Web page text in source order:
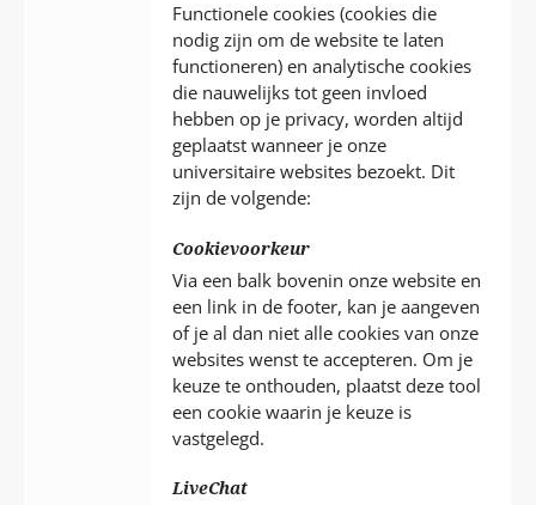
Functionele cookies (cookies die
nodig zijn om de website te laten
functioneren) en analytische cookies
die nauwelijks tot geen invloed
hebben op je privacy, worden altijd
geplaatst wanneer je onze
universitaire websites bezoekt. Dit
zijn de volgende:
Cookievoorkeur
Via een balk bovenin onze website en
een link in de footer, kan je aangeven
of je al dan niet alle cookies van onze
websites wenst te accepteren. Om je
keuze te onthouden, plaatst deze tool
een cookie waarin je keuze is
vastgelegd.
LiveChat